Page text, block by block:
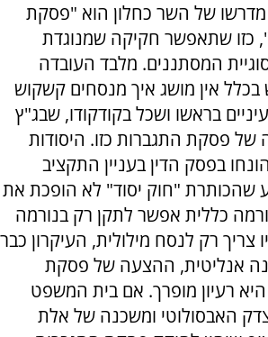
של השר כחלון הוא "פסקת
כזו שתאפשר חקיקה שמנוגדת
המסתננים. מלבד העובדה
אין מושג איך מנסחים קשקוש
בראשו ושכל בקודקודו, שבג"ץ
של פסקת התגברות כזו. היסודות
בפסק הדין בעניין התקציב
שהכותרת "חוק יסוד" לא הופכת את
כללית אפשר לתקן רק בנורמה
רק לנסח מילולית, העיקרון כבר
אנליטית, ההצעה של פסקת
רעיון מופרך. אם בית המשפט
האבסולוטי ומשכנה של אלת